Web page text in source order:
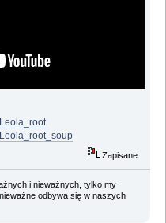
Zapisane
i nieważnych, tylko my
odbywa się w naszych